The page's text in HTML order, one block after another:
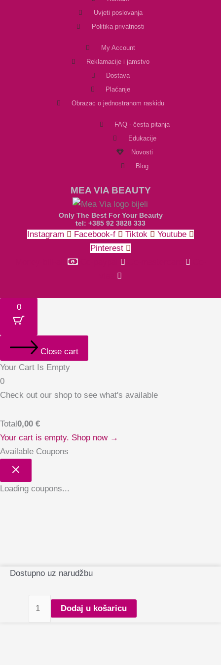
Uvjeti poslovanja
Politika privatnosti
My Account
Reklamacije i jamstvo
Dostava
Plaćanje
Obrazac o jednostranom raskidu
FAQ - česta pitanja
Edukacije
Novosti
Blog
MEA VIA BEAUTY
Only The Best For Your Beauty
tel: +385 92 3828 333
Instagram Facebook-f Tiktok
Youtube
Pinterest
0
Close cart
Your Cart Is Empty
0
Check out our shop to see what's available
Total0,00 €
Your cart is empty. Shop now →
Available Coupons
Loading coupons...
Dostupno uz narudžbu
Kozmetička
Dodaj u košaricu